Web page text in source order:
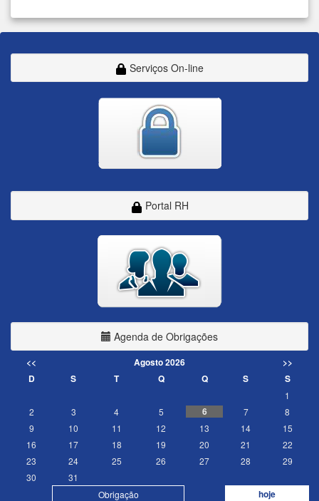
Serviços On-line
Portal RH
Agenda de Obrigações
<< Agosto 2026
>>
D
S T Q Q S S
Obrigação hoje
1
2
3 4 5 6 7
8
9
10 11 12 13 14
15
16
17 18 19 20 21
22
23
24 25 26 27 28
29
30
31